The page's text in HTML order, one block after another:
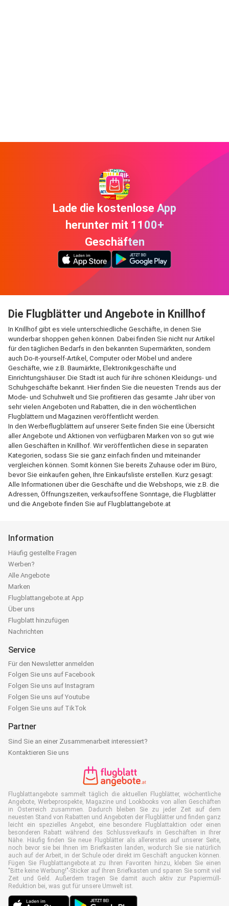
Lade die kostenlose App
herunter mit 1100+
Geschäften
Die Flugblätter und Angebote in Knillhof
In Knillhof gibt es viele unterschiedliche Geschäfte, in denen Sie
wunderbar shoppen gehen können. Dabei finden Sie nicht nur Artikel
für den täglichen Bedarfs in den bekannten Supermärkten, sondern
auch Do-it-yourself-Artikel, Computer oder Möbel und andere
Geschäfte, wie z.B. Baumärkte, Elektronikgeschäfte und
Einrichtungshäuser. Die Stadt ist auch für ihre schönen Kleidungs- und
Schuhgeschäfte bekannt. Hier finden Sie die neuesten Trends aus der
Mode- und Schuhwelt und Sie profitieren das gesamte Jahr über von
sehr vielen Angeboten und Rabatten, die in den wöchentlichen
Flugblättern und Magazinen veröffentlicht werden.
In den Werbeflugblättern auf unserer Seite finden Sie eine Übersicht
aller Angebote und Aktionen von verfügbaren Marken von so gut wie
allen Geschäften in Knillhof. Wir veröffentlichen diese in separaten
Kategorien, sodass Sie sie ganz einfach finden und miteinander
vergleichen können. Somit können Sie bereits Zuhause oder im Büro,
bevor Sie einkaufen gehen, Ihre Einkaufsliste erstellen. Kurz gesagt:
Alle Informationen über die Geschäfte und die Webshops, wie z.B. die
Adressen, Öffnungszeiten, verkaufsoffene Sonntage, die Flugblätter
und die Angebote finden Sie auf Flugblattangebote.at
Information
Häufig gestellte Fragen
Werben?
Alle Angebote
Marken
Flugblattangebote.at App
Über uns
Flugblatt hinzufügen
Nachrichten
Service
Für den Newsletter anmelden
Folgen Sie uns auf Facebook
Folgen Sie uns auf Instagram
Folgen Sie uns auf Youtube
Folgen Sie uns auf TikTok
Partner
Sind Sie an einer Zusammenarbeit interessiert?
Kontaktieren Sie uns
Flugblattangebote sammelt täglich die aktuellen Flugblätter, wöchentliche
Angebote, Werbeprospekte, Magazine und Lookbooks von allen Geschäften
in Österreich zusammen. Dadurch bleiben Sie zu jeder Zeit auf dem
neuesten Stand von Rabatten und Angeboten der Flugblätter und finden ganz
leicht ein spezielles Angebot, eine besondere Flugblattaktion oder einen
besonderen Rabatt während des Schlussverkaufs in Geschäften in Ihrer
Nähe. Häufig finden Sie neue Flugblätter als allererstes auf unserer Seite,
noch bevor sie bei Ihnen im Briefkasten landen, wodurch Sie sie natürlich
auch auf der Arbeit, in der Schule oder direkt im Geschäft angucken können.
Fügen Sie Flugblattangebote.at zu Ihren Favoriten hinzu, kleben Sie einen
"Bitte keine Werbung!"-Sticker auf Ihren Briefkasten und sparen Sie somit viel
Zeit und Geld. Außerdem tragen Sie damit auch aktiv zur Papiermüll-
Reduktion bei, was gut für unsere Umwelt ist.